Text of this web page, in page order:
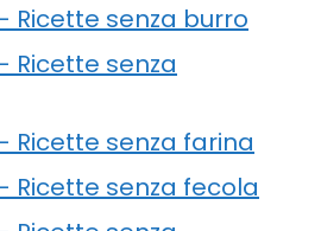
Ricette senza burro
Ricette senza
Ricette senza farina
Ricette senza fecola